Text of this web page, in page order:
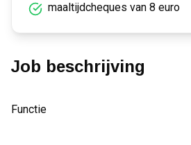
maaltijdcheques van 8 euro
Job beschrijving
Functie